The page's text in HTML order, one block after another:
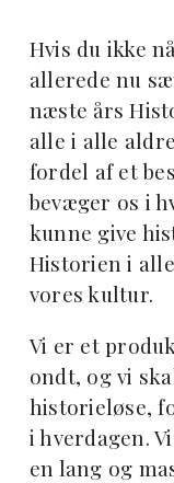
Hvis du ikke
allerede nu
næste års
alle i alle
fordel af et
bevæger os i
kunne give
Historien i
vores kultur.
Vi er et
ondt, og vi
historieløse,
i hverdagen.
en lang og